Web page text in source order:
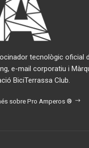
tecnològic oficial
e-mail corporatiu i
BiciTerrassa Club.
sobre Pro Amperos ®